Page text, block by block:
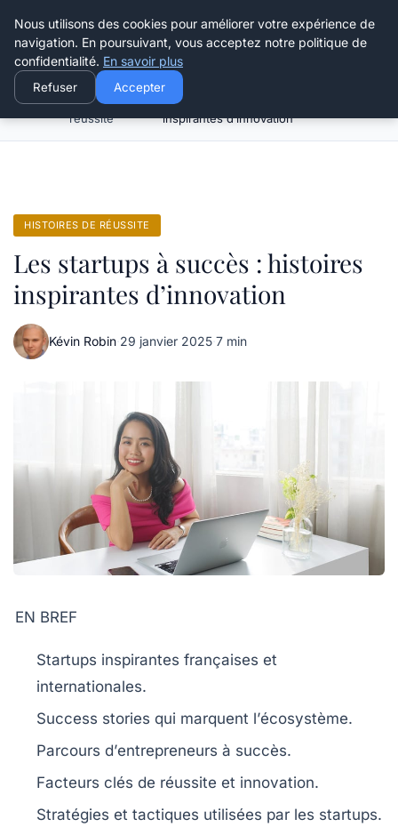
Henry Panky
Histoires de
réussite
Les startups à succès : histoires
inspirantes d’innovation
HISTOIRES DE RÉUSSITE
Les startups à succès : histoires
inspirantes d’innovation
Kévin Robin·29 janvier 2025·7 min
EN BREF
Startups inspirantes françaises et
internationales.
Success stories qui marquent l’écosystème.
Parcours d’entrepreneurs à succès.
Facteurs clés de réussite et innovation.
Stratégies et tactiques utilisées par les startups.
Nous utilisons des cookies pour améliorer votre expérience de
navigation. En poursuivant, vous acceptez notre politique de
confidentialité. En savoir plus
Refuser Accepter